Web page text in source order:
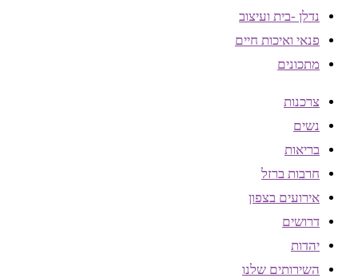
נדלן -בית ועיצוב
פנאי ואיכות חיים
מתכונים
צרכנות
נשים
בריאות
חרבות ברזל
אירועים בצפון
דרושים
יהדות
השירותים שלנו